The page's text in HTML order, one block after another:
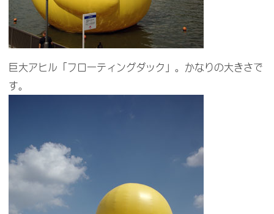
巨大アヒル「フローティングダック」。かなりの大きさで
す。